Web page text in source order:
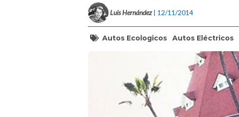
Luis Hernández | 12/11/2014
Autos Ecologicos Autos Eléctricos